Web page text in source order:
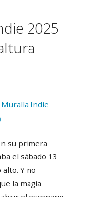
2025
Muralla Indie
su primera
el sábado 13
Y no
la magia